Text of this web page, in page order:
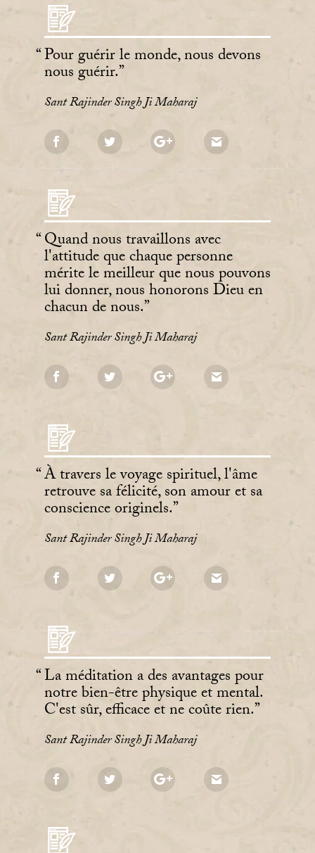
Pour guérir le monde, nous devons
nous guérir.
Sant Rajinder Singh Ji Maharaj
Quand nous travaillons avec
l'attitude que chaque personne
mérite le meilleur que nous pouvons
lui donner, nous honorons Dieu en
chacun de nous.
Sant Rajinder Singh Ji Maharaj
À travers le voyage spirituel, l'âme
retrouve sa félicité, son amour et sa
conscience originels.
Sant Rajinder Singh Ji Maharaj
La méditation a des avantages pour
notre bien-être physique et mental.
C'est sûr, efficace et ne coûte rien.
Sant Rajinder Singh Ji Maharaj